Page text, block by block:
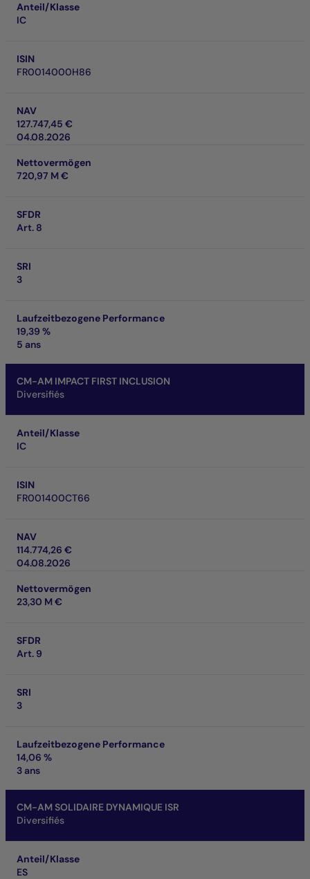
Anteil/Klasse
IC
ISIN
FR0014000H86
NAV
127.747,45 €
04.08.2026
Nettovermögen
720,97 M €
SFDR
Art. 8
SRI
3
Laufzeitbezogene Performance
19,39 %
5 ans
CM-AM IMPACT FIRST INCLUSION
Diversifiés
Anteil/Klasse
IC
ISIN
FR001400CT66
NAV
114.774,26 €
04.08.2026
Nettovermögen
23,30 M €
SFDR
Art. 9
SRI
3
Laufzeitbezogene Performance
14,06 %
3 ans
CM-AM SOLIDAIRE DYNAMIQUE ISR
Diversifiés
Anteil/Klasse
ES